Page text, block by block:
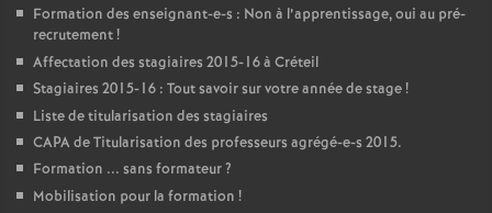
Formation des enseignant-e-s : Non à l’apprentissage, oui au pré-
recrutement!
Affectation des stagiaires 2015-16 à Créteil
Stagiaires 2015-16 : Tout savoir sur votre année de stage!
Liste de titularisation des stagiaires
CAPAde Titularisation des professeurs agrégé-e-s 2015.
Formation ... sans formateur?
Mobilisation pour la formation !